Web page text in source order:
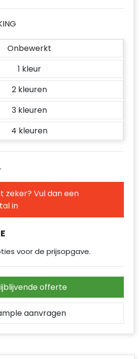
Onbewerkt
1
2
3
4
zeker? Vul dan een
in
voor de prijsopgave.
offerte
aanvragen